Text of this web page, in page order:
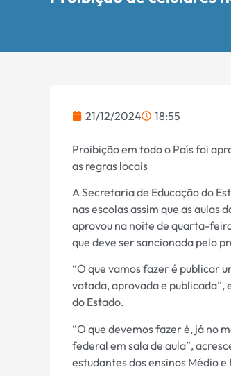
21/12/2024 18:55
Proibição em todo o País foi
as regras locais
A Secretaria de Educação do
nas escolas assim que as aulas
aprovou na noite de quarta-
que deve ser sancionada pelo
“O que vamos fazer é publicar
votada, aprovada e publicada”,
do Estado.
“O que devemos fazer é, já no
federal em sala de aula”,
estudantes dos ensinos Médio